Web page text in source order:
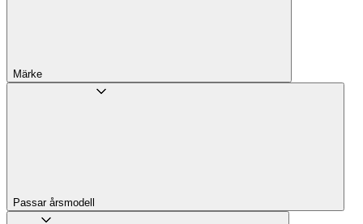
Märke
Passar årsmodell